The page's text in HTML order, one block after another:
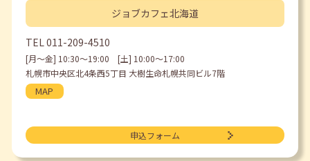
ジョブカフェ北海道
TEL011-209-4510
[月〜金] 10:30〜19:00 [土] 10:00〜17:00
札幌市中央区北4条西5丁目 大樹生命札幌共同ビル7階
MAP
申込フォーム